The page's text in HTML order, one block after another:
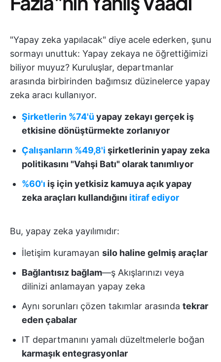
"Yapay zeka yapılacak" diye acele ederken, şunu
sormayı unuttuk: Yapay zekaya ne öğrettiğimizi
biliyor muyuz? Kuruluşlar, departmanlar
arasında birbirinden bağımsız düzinelerce yapay
zeka aracı kullanıyor.
Şirketlerin %74'ü yapay zekayı gerçek iş
etkisine dönüştürmekte zorlanıyor
Çalışanların %49,8'i şirketlerinin yapay zeka
politikasını "Vahşi Batı" olarak tanımlıyor
%60'ı iş için yetkisiz kamuya açık yapay
zeka araçları kullandığını itiraf ediyor
Bu, yapay zeka yayılımıdır:
İletişim kuramayan silo haline gelmiş araçlar
Bağlantısız bağlam—ş Akışlarınızı veya
dilinizi anlamayan yapay zeka
Aynı sorunları çözen takımlar arasında tekrar
eden çabalar
IT departmanını yamalı düzeltmelerle boğan
karmaşık entegrasyonlar